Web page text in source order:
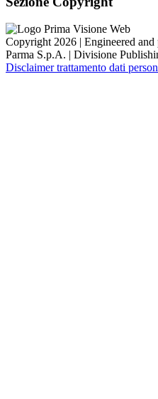
Copyright 2026 | Engineered
Parma S.p.A. | Divisione
Disclaimer trattamento dati